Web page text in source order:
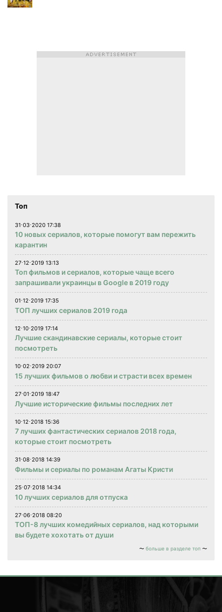
Топ
31⋅03⋅2020 17:38
10 новых сериалов, которые помогут вам пережить
карантин
27⋅12⋅2019 13:13
Топ фильмов и сериалов, которые чаще всего
запрашивали украинцы в Google в 2019 году
01⋅12⋅2019 17:35
ТОП лучших сериалов 2019 года
12⋅10⋅2019 17:14
Лучшие скандинавские сериалы, которые стоит
посмотреть
10⋅02⋅2019 20:07
15 лучших фильмов о любви и страсти всех времен
27⋅01⋅2019 18:47
Лучшие исторические фильмы последних лет
10⋅12⋅2018 15:36
7 лучших фантастических сериалов 2018 года,
которые стоит посмотреть
31⋅08⋅2018 14:39
Фильмы и сериалы по романам Агаты Кристи
25⋅07⋅2018 14:34
10 лучших сериалов для отпуска
27⋅06⋅2018 08:20
ТОП-8 лучших комедийных сериалов, над которыми
вы будете хохотать от души
больше в разделе топ